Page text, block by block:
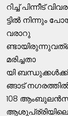
റിച്ച്‌ പിന്നീട്‌
ട്ടില്‍ നിന്നും
വരാറു
മരിച്ചതാ
യി ബന്ധുക്കള്‍ക്ക്‌
ങ്ങാട്‌
108 ആംബുലന്‍സ്‌